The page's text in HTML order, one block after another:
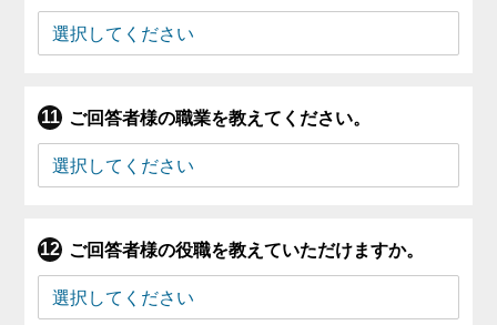
ご回答者様の職業を教えてください。
ご回答者様の役職を教えていただけますか。